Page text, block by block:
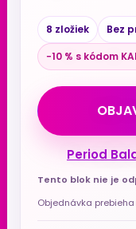
8 zložiek
Bez
−10 % s kódom
Period
Tento blok nie je
Objednávka prebieha